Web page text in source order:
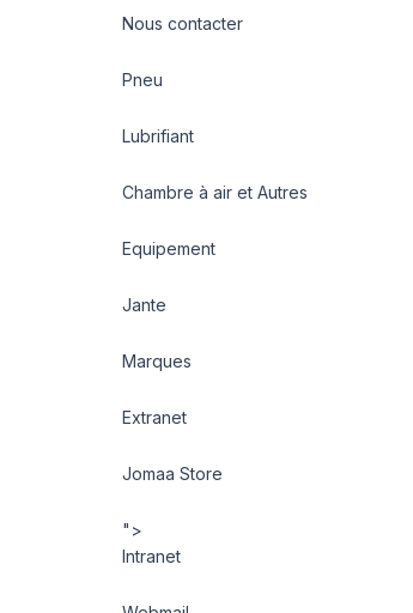
Nous contacter
Pneu
Lubrifiant
Chambre à air et Autres
Equipement
Jante
Marques
Extranet
Jomaa Store
">
Intranet